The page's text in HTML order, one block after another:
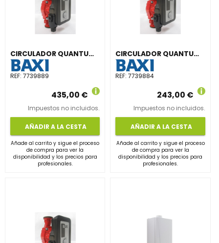
CIRCULADOR QUANTUM MAXI MYL1045 1.1/4" PARA CALEFACCIÓN Y REFRIGERACIÓN
REF: 7739889
435,00 €
Impuestos no incluidos.
AÑADIR A LA CESTA
Añade al carrito y sigue el proceso
de compra para ver la
disponibilidad y los precios para
profesionales.
CIRCULADOR QUANTUM MAXI MYL1025 1" PARA CALEFACCIÓN Y REFRIGERACIÓN
REF:7739884
243,00 €
Impuestos no incluidos.
AÑADIR A LA CESTA
Añade al carrito y sigue el proceso
de compra para ver la
disponibilidad y los precios para
profesionales.